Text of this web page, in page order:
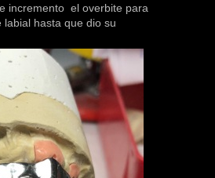
incremento el overbite para
hasta que dio su